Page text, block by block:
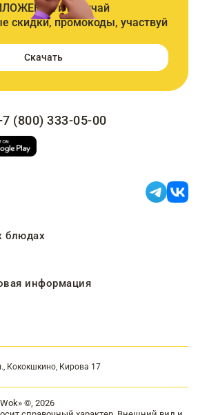
и получай
скидки, промокоды, участвуй
Скачать
(800) 333-05-00
блюдах
информация
Кококшкино, Кирова 17
©, 2026